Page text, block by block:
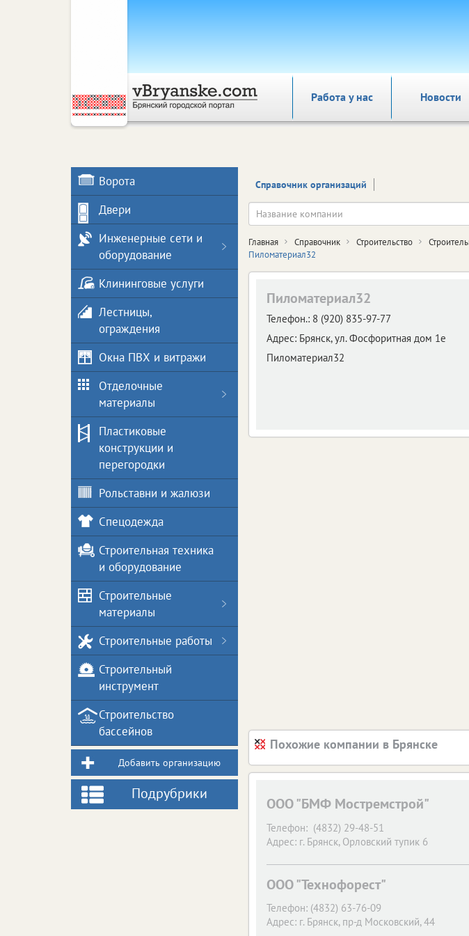
Работа у нас Новости
Справочник организаций
Главная Справочник Строительство
Пиломатериал32
Пиломатериал32
Телефон.: 8 (920) 835-97-77
Адрес: Брянск,ул. Фосфоритная дом 1е
Пиломатериал32
Похожие компании в Брянске
ООО "БМФ Мостремстрой"
Телефон: (4832) 29-48-51
Адрес: г. Брянск, Орловский тупик 6
ООО "Технофорест"
Телефон: (4832) 63-76-09
Адрес: г. Брянск, пр-д Московский, 44
Ворота
Двери
Инженерные сети и
оборудование
Клининговые услуги
Лестницы,
ограждения
Окна ПВХ и витражи
Отделочные
материалы
Пластиковые
конструкции и
перегородки
Рольставни и жалюзи
Спецодежда
Строительная техника
и оборудование
Строительные
материалы
Строительные работы
Строительный
инструмент
Строительство
бассейнов
Добавить организацию
Подрубрики